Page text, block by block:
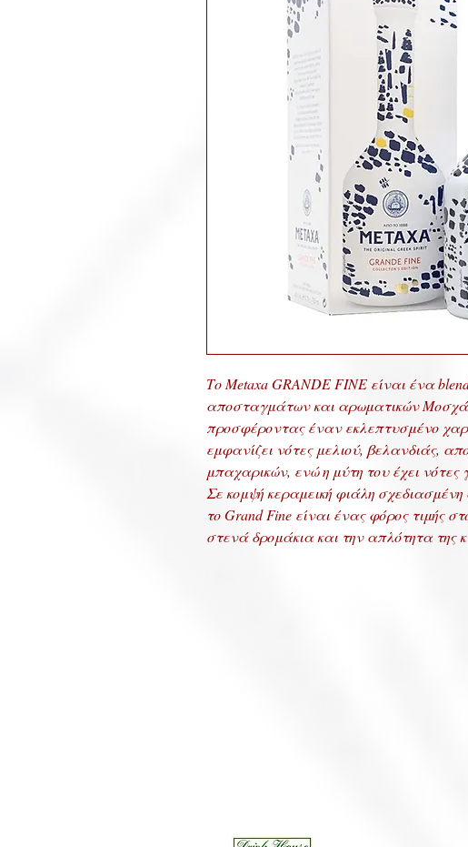
Το Metaxa GRANDE FINE είναι ένα
αποσταγμάτων και αρωματικών
προσφέροντας έναν εκλεπτυσμένο
εμφανίζει νότες μελιού, βελανδιάς,
μπαχαρικών, ενώ η μύτη του έχει νότες
Σε κομψή κεραμεική φιάλη
το Grand Fine είναι ένας φόρος τιμής
στενά δρομάκια και την απλότητα της